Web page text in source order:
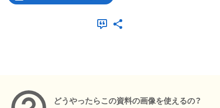
どうやったらこの資料の画像を使えるの？